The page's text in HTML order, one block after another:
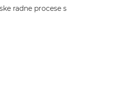
radne procese s